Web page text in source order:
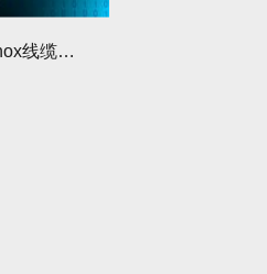
云计算数据中心部署Mellanox线缆有哪3大核心优势？具体如何体现